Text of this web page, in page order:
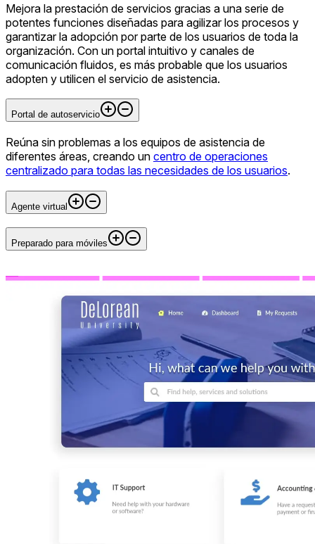
Mejora la prestación de servicios gracias a una serie de
potentes funciones diseñadas para agilizar los procesos y
garantizar la adopción por parte de los usuarios de toda la
organización. Con un portal intuitivo y canales de
comunicación fluidos, es más probable que los usuarios
adopten y utilicen el servicio de asistencia.
Portal de autoservicio
Reúna sin problemas a los equipos de asistencia de
diferentes áreas, creando un centro de operaciones
centralizado para todas las necesidades de los usuarios.
Agente virtual
Preparado para móviles